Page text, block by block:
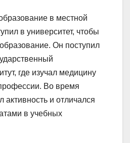
в местной
в университет, чтобы
Он поступил
где изучал медицину
Во время
активность и отличался
в учебных